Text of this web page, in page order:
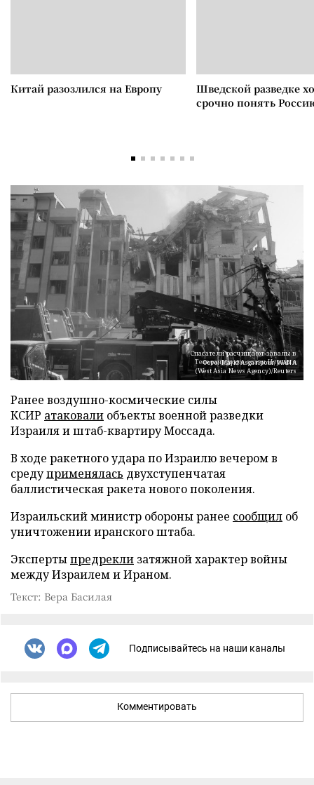
Китай разозлился на Европу
Шведской разведке
срочно понять
Спасатели расчищают завалы в
Тегеране после атаки Израиля
Фото: Majid Asgaripour/WANA
(West Asia News Agency)/Reuters
Ранее воздушно-космические силы
КСИР атаковали объекты военной разведки
Израиля и штаб-квартиру Моссада.
В ходе ракетного удара по Израилю вечером в
средуприменялась двухступенчатая
баллистическая ракета нового поколения.
Израильский министр обороны ранее сообщил об
уничтожении иранского штаба.
Экспертыпредрекли затяжной характер войны
между Израилем и Ираном.
Текст: Вера Басилая
Подписывайтесь на наши каналы
Комментировать